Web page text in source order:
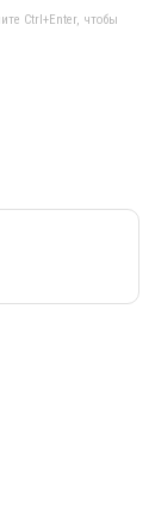
Ctrl+Enter, чтобы